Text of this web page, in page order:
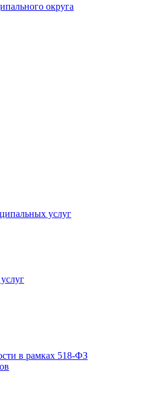
округа
услуг
в рамках 518-ФЗ